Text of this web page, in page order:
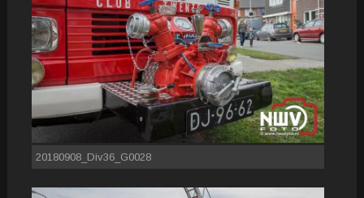
20180908_Div36_G0028